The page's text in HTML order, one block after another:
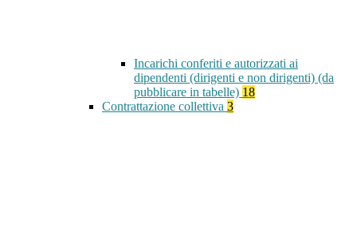
Incarichi conferiti e autorizzati ai
dipendenti (dirigenti e non dirigenti) (da
pubblicare in tabelle) 18
Contrattazione collettiva 3